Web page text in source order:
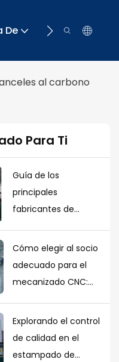
De Recurso
al carbono
Para Ti
Guía de los
principales
fabricantes de
metales en China
2026
Cómo elegir al socio
adecuado para el
mecanizado CNC:
que debe buscar
Explorando el control
de calidad en el
estampado de